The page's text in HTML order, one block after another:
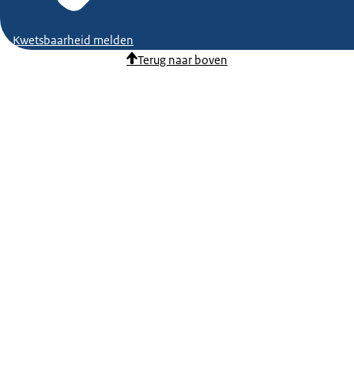
Kwetsbaarheid melden
Terug naar boven